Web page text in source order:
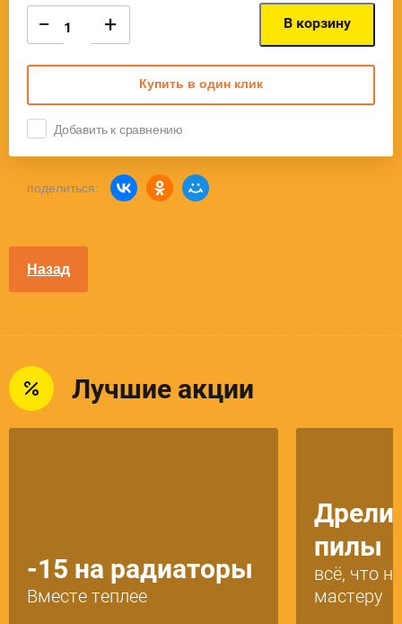
− + В корзину
Купить в один клик
Добавить к сравнению
поделиться:
Назад
Лучшие акции
-15 на радиаторы
Вместе теплее
пилы
всё, что
мастеру